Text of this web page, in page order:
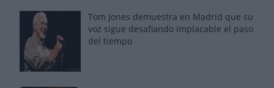
Tom Jones demuestra en Madrid que su
voz sigue desafiando implacable el paso
del tiempo